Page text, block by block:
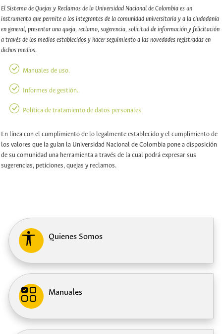
Bienvenidos al
sistema deQuejas
Bienvenidos al
sistema deQuejas
El Sistema de Quejas y Reclamos de la Universidad Nacional de Colombia es un
instrumento que permite a los integrantes de la comunidad universitaria y a la ciudadanía
en general, presentar una queja, reclamo, sugerencia, solicitud de información y felicitación
a través de los medios establecidos y hacer seguimiento a las novedades registradas en
dichos medios.
Manuales de uso.
Informes de gestión..
Política de tratamiento de datos personales
En línea con el cumplimiento de lo legalmente establecido y el cumplimiento de
los valores que la guían la Universidad Nacional de Colombia pone a disposición
de su comunidad una herramienta a través de la cual podrá expresar sus
sugerencias, peticiones, quejas y reclamos.
Quienes Somos
Manuales